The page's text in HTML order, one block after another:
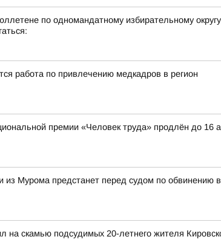
по одномандатному избирательному округу
работа по привлечению медкадров в регион
премии «Человек труда» продлён до 16
Мурома предстанет перед судом по обвинению
на скамью подсудимых 20-летнего жителя